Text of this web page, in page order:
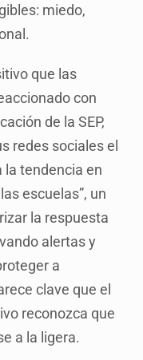
miedo,
que las
con
de la SEP,
redes sociales el
la tendencia en
escuelas”, un
la respuesta
alertas y
a
clave que el
reconozca que
a la ligera.